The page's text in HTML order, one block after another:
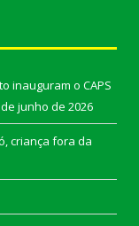
inauguram o CAPS
de junho de 2026
criança fora da